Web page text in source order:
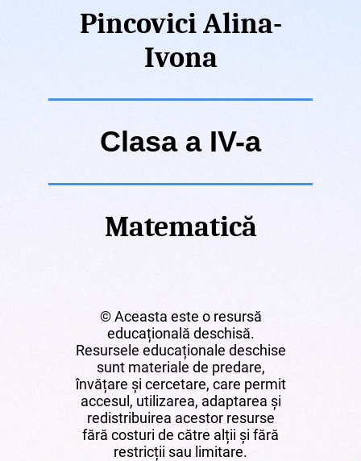
Pincovici Alina-
Ivona
Clasa a IV-a
Matematică
© Aceasta este o resursă
educațională deschisă.
Resursele educaționale deschise
sunt materiale de predare,
învățare și cercetare, care permit
accesul, utilizarea, adaptarea și
redistribuirea acestor resurse
fără costuri de către alții și fără
restricții sau limitare.